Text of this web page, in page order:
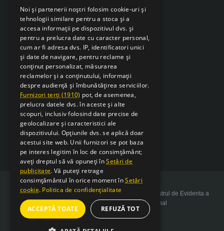
Copyright 2026 SarcSudex.ro Website inscris in Registrul de Evidenta a
Prelucrarii de Date cu Caracter Personal
Noi și partenerii noștri folosim cookie-uri și
tehnologii similare pentru a stoca și a
accesa informații pe dispozitivul dvs. și
pentru a prelucra date cu caracter personal,
cum ar fi adresa dvs. IP, identificatori unici
și date de navigare, pentru reclame și
conținut personalizat, măsurarea
reclamelor și a conținutului, informații
despre audiență și îmbunătățirea serviciilor.
Furnizori terți (1910) pot, de asemenea,
prelucra datele dvs. în aceste și alte
scopuri, inclusiv folosind date precise de
geolocalizare și caracteristici ale
dispozitivului. Opțiunile dvs. se aplică doar
acestui site web. Unii furnizori se pot baza
pe interes legitim în loc de consimțământ;
aveți dreptul să vă opuneți înSetări de
publicitate. Vă puteți retrage
consimțământul în orice moment înSetări
cookie. Politica de confidențialitate
ACCEPTĂ TOATE REFUZĂ TOT